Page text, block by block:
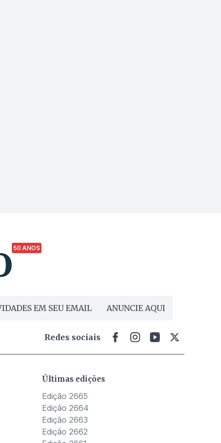
50 ANOS
EM SEU EMAIL ANUNCIE AQUI
Redes sociais
Últimas edições
Edição 2665
Edição 2664
Edição 2663
Edição 2662